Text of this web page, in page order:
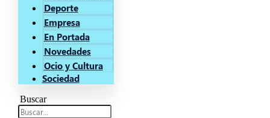
Deporte
Empresa
En Portada
Novedades
Ocio y Cultura
Sociedad
Buscar